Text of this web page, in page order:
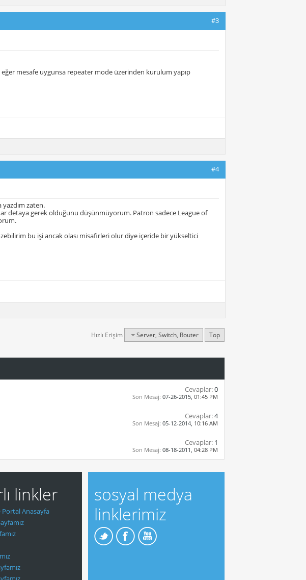
#3
mesafe uygunsa repeater mode üzerinden kurulum yapıp
#4
zaten.
detaya gerek olduğunu düşünmüyorum. Patron sadece League of
bu işi ancak olası misafirleri olur diye içeride bir yükseltici
Hızlı Erişim Server, Switch, Router Top
Cevaplar:0
Son Mesaj: 07-26-2015, 01:45 PM
Cevaplar:4
Son Mesaj: 05-12-2014, 10:16 AM
Cevaplar: 1
Son Mesaj: 08-18-2011, 04:28 PM
linkler
Portal Anasayfa
sosyal medya
linklerimiz